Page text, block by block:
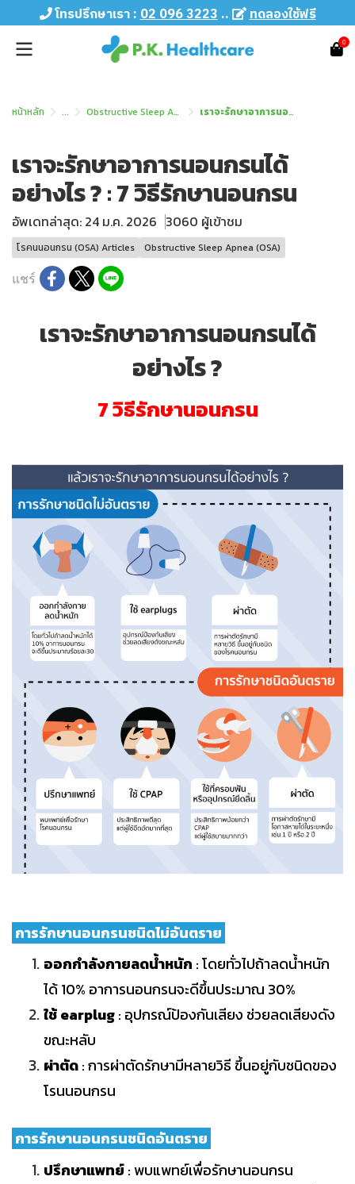
โทรปรึกษาเรา :02 096 3223.. ทดลองใช้ฟรี
0
หน้าหลัก ... Obstructive Sleep Apnea (OSA) เราจะรักษาอาการนอนกรนได้อย่างไร ? : 7 วิธีรักษานอนกรน
เราจะรักษาอาการนอนกรนได้
อย่างไร ? : 7 วิธีรักษานอนกรน
อัพเดทล่าสุด: 24 ม.ค. 2026 3060 ผู้เข้าชม
โรคนนอนกรน (OSA) Articles Obstructive Sleep Apnea (OSA)
แชร์
เราจะรักษาอาการนอนกรนได้
อย่างไร ?
7 วิธีรักษานอนกรน
การรักษานอนกรนชนิดไม่อันตราย
ออกกำลังกายลดน้ำหนัก : โดยทั่วไปถ้าลดน้ำหนัก
ได้ 10% อาการนอนกรนจะดีขึ้นประมาณ 30%
ใช้ earplug: อุปกรณ์ป้องกันเสียง ช่วยลดเสียงดัง
ขณะหลับ
ผ่าตัด: การผ่าตัดรักษามีหลายวิธี ขึ้นอยู่กับชนิดของ
โรนนอนกรน
การรักษานอนกรนชนิดอันตราย
ปรึกษาแพทย์: พบแพทย์เพื่อรักษานอนกรน